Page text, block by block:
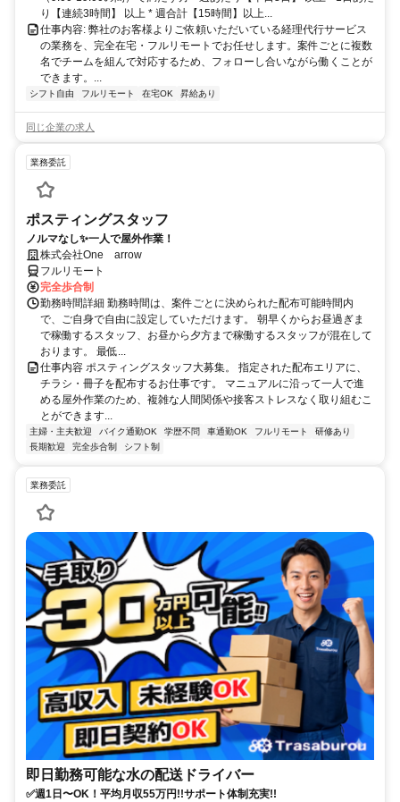
り【連続3時間】 以上 * 週合計【15時間】以上...
仕事内容: 弊社のお客様よりご依頼いただいている経理代行サービス
の業務を、完全在宅・フルリモートでお任せします。案件ごとに複数
名でチームを組んで対応するため、フォローし合いながら働くことが
できます。...
シフト自由 フルリモート 在宅OK 昇給あり
同じ企業の求人
業務委託
ポスティングスタッフ
ノルマなし✨一人で屋外作業！
株式会社One arrow
フルリモート
完全歩合制
勤務時間詳細 勤務時間は、案件ごとに決められた配布可能時間内
で、ご自身で自由に設定していただけます。 朝早くからお昼過ぎま
で稼働するスタッフ、お昼から夕方まで稼働するスタッフが混在して
おります。 最低...
仕事内容 ポスティングスタッフ大募集。 指定された配布エリアに、
チラシ・冊子を配布するお仕事です。 マニュアルに沿って一人で進
める屋外作業のため、複雑な人間関係や接客ストレスなく取り組むこ
とができます...
主婦・主夫歓迎 バイク通勤OK 学歴不問 車通勤OK フルリモート
研修あり
長期歓迎
完全歩合制 シフト制
業務委託
即日勤務可能な水の配送ドライバー
✅週1日〜OK！平均月収55万円!!サポート体制充実!!